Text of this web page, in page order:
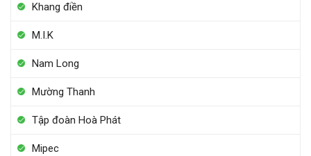
Khang điền
M.I.K
Nam Long
Mường Thanh
Tập đoàn Hoà Phát
Mipec